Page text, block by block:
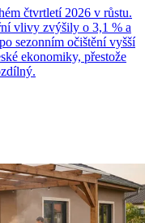
čtvrtletí 2026 v růstu.
vlivy zvýšily o 3,1 % a
sezonním očištění vyšší
ekonomiky, přestože